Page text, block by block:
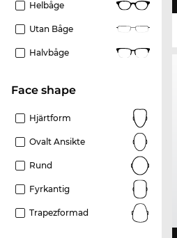
Helbåge
Utan Båge
Halvbåge
Face shape
Hjärtform
Ovalt Ansikte
Rund
Fyrkantig
Trapezformad